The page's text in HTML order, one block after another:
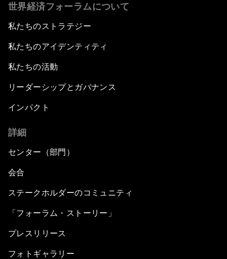
世界経済フォーラムについて
私たちのストラテジー
私たちのアイデンティティ
私たちの活動
リーダーシップとガバナンス
インパクト
詳細
センター（部門）
会合
ステークホルダーのコミュニティ
「フォーラム・ストーリー」
プレスリリース
フォトギャラリー